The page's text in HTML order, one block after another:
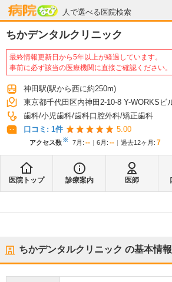
人で選べる医院検索
病院なび
ちかデンタルクリニック
最終情報更新日から5年以上が経過しています。
事前に必ず該当の医療機関に直接ご確認ください。
神田駅(駅から西に約250m)
東京都千代田区内神田2-10-8 Y-WORKSビ
歯科 小児歯科 歯科口腔外科 矯正歯科
口コミ: 1件 5.00
アクセス数※ 7月 : -- 6月 : -- 過去12ヶ月: 7
医院トップ 診療案内 医師
ちかデンタルクリニック の基本情報